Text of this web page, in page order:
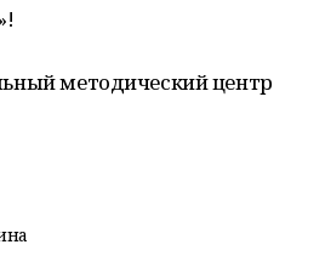
методический центр